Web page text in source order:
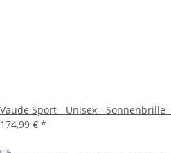
Vaude Sport - Unisex - Sonnenbrille
174,99 € *